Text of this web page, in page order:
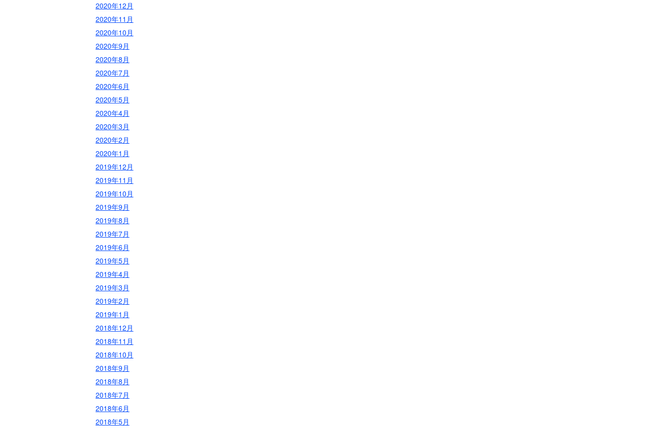
2020年12月
2020年11月
2020年10月
2020年9月
2020年8月
2020年7月
2020年6月
2020年5月
2020年4月
2020年3月
2020年2月
2020年1月
2019年12月
2019年11月
2019年10月
2019年9月
2019年8月
2019年7月
2019年6月
2019年5月
2019年4月
2019年3月
2019年2月
2019年1月
2018年12月
2018年11月
2018年10月
2018年9月
2018年8月
2018年7月
2018年6月
2018年5月